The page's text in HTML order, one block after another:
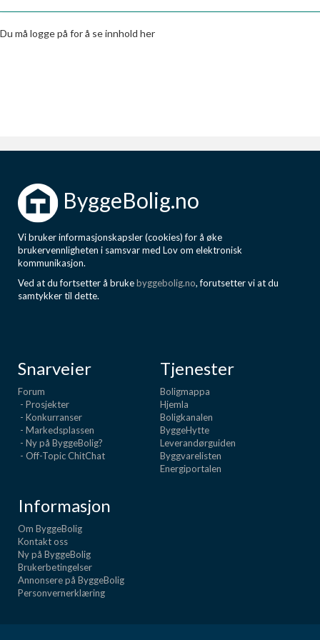
Boligmappa+
Få mer ut av Boligmappa
Du må logge på for å se innhold her
ByggeBolig.no
Vi bruker informasjonskapsler (cookies) for å øke
brukervennligheten i samsvar med Lov om elektronisk
kommunikasjon.
Ved at du fortsetter å brukebyggebolig.no, forutsetter vi at du
samtykker til dette.
Snarveier
Forum
- Prosjekter
- Konkurranser
- Markedsplassen
- Ny på ByggeBolig?
- Off-Topic ChitChat
Tjenester
Boligmappa
Hjemla
Boligkanalen
ByggeHytte
Leverandørguiden
Byggvarelisten
Energiportalen
Informasjon
Om ByggeBolig
Kontakt oss
Ny på ByggeBolig
Brukerbetingelser
Annonsere på ByggeBolig
Personvernerklæring